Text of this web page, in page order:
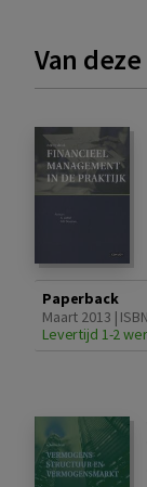
Van
Paperback
Maart 2013 |
Levertijd 1-2